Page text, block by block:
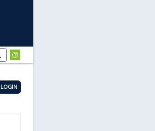
KOSTENLOSE E-MAIL SICHERN